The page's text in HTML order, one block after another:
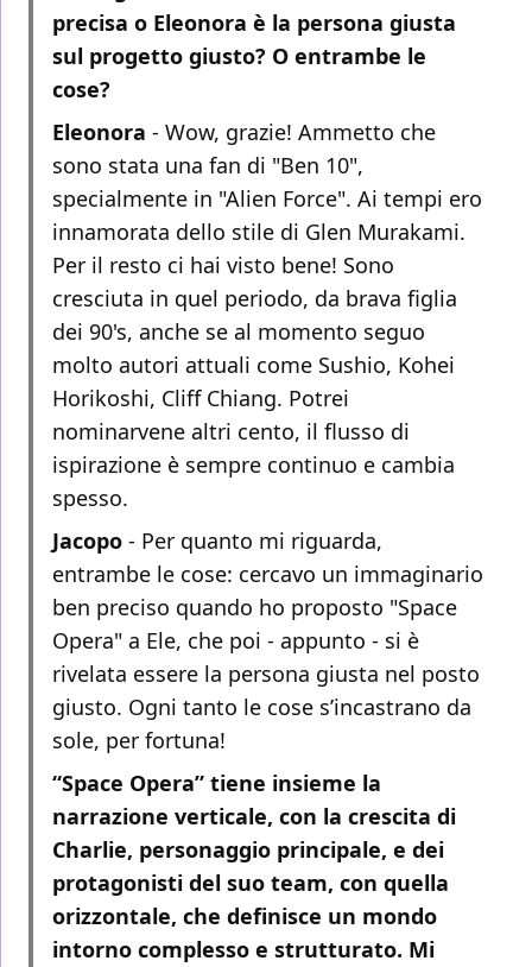
precisa o Eleonora è la persona giusta
sul progetto giusto? O entrambe le
cose?
Eleonora - Wow, grazie! Ammetto che
sono stata una fan di "Ben 10",
specialmente in "Alien Force". Ai tempi ero
innamorata dello stile di Glen Murakami.
Per il resto ci hai visto bene! Sono
cresciuta in quel periodo, da brava figlia
dei 90's, anche se al momento seguo
molto autori attuali come Sushio, Kohei
Horikoshi, Cliff Chiang. Potrei
nominarvene altri cento, il flusso di
ispirazione è sempre continuo e cambia
spesso.
Jacopo - Per quanto mi riguarda,
entrambe le cose: cercavo un immaginario
ben preciso quando ho proposto "Space
Opera" a Ele, che poi - appunto - si è
rivelata essere la persona giusta nel posto
giusto. Ogni tanto le cose s’incastrano da
sole, per fortuna!
“Space Opera” tiene insieme la
narrazione verticale, con la crescita di
Charlie, personaggio principale, e dei
protagonisti del suo team, con quella
orizzontale, che definisce un mondo
intorno complesso e strutturato. Mi